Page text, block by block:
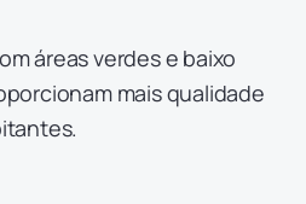
áreas verdes e baixo
mais qualidade